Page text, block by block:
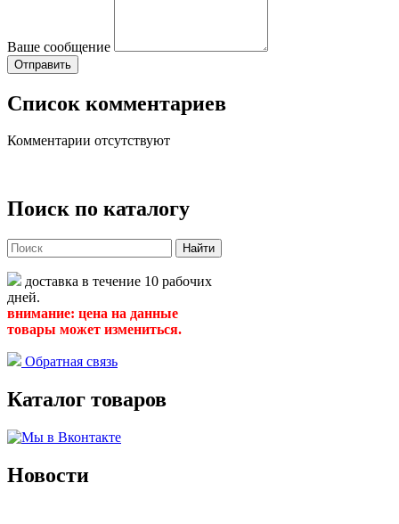
Ваше сообщение
Список комментариев
Комментарии отсутствуют
Поиск по каталогу
Найти
доставка в течение 10 рабочих
дней.
внимание: цена на данные
товары может измениться.
Обратная связь
Каталог товаров
Новости